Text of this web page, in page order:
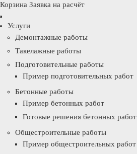
Корзина Заявка на расчёт
Услуги
Демонтажные работы
Такелажные работы
Подготовительные работы
Пример подготовительных работ
Бетонные работы
Пример бетонных работ
Готовые решения бетонных работ
Общестроительные работы
Пример общестроительных работ